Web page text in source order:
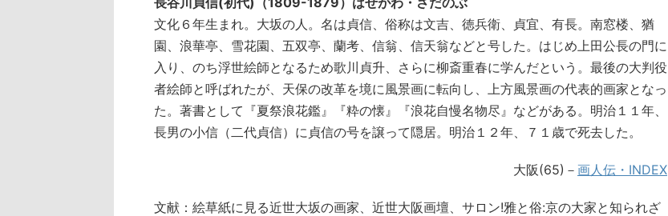
文化６年生まれ。大坂の人。名は貞信、俗称は文吉、徳兵衛、貞宜、有長。南窓楼、猶
園、浪華亭、雪花園、五双亭、蘭考、信翁、信天翁などと号した。はじめ上田公長の門に
入り、のち浮世絵師となるため歌川貞升、さらに柳斎重春に学んだという。最後の大判役
者絵師と呼ばれたが、天保の改革を境に風景画に転向し、上方風景画の代表的画家となっ
た。著書として『夏祭浪花鑑』『粋の懐』『浪花自慢名物尽』などがある。明治１１年、
長男の小信（二代貞信）に貞信の号を譲って隠居。明治１２年、７１歳で死去した。
大阪(65)－ 画人伝・INDEX
文献：絵草紙に見る近世大坂の画家、近世大阪画壇、サロン!雅と俗:京の大家と知られざ